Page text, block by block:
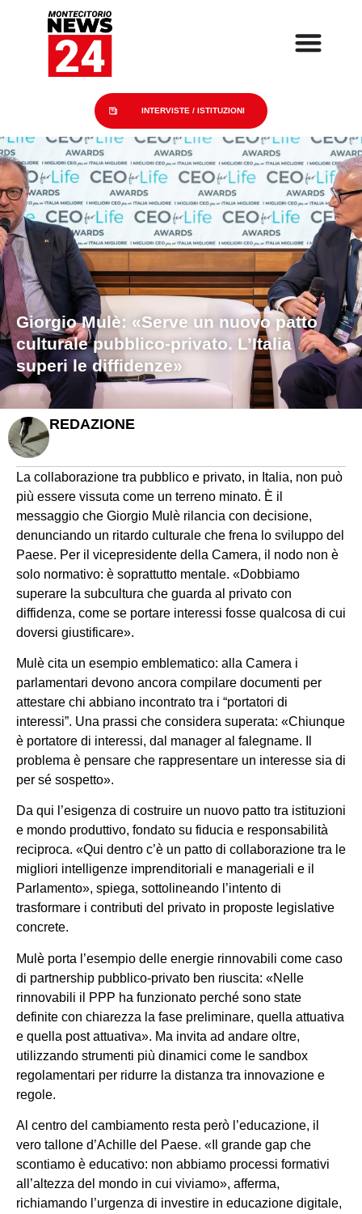
Giorgio Mulè: «Serve un nuovo patto
culturale pubblico-privato. L’Italia
superi le diffidenze»
INTERVISTE / ISTITUZIONI
REDAZIONE
La collaborazione tra pubblico e privato, in Italia, non può
più essere vissuta come un terreno minato. È il
messaggio che Giorgio Mulè rilancia con decisione,
denunciando un ritardo culturale che frena lo sviluppo del
Paese. Per il vicepresidente della Camera, il nodo non è
solo normativo: è soprattutto mentale. «Dobbiamo
superare la subcultura che guarda al privato con
diffidenza, come se portare interessi fosse qualcosa di cui
doversi giustificare».
Mulè cita un esempio emblematico: alla Camera i
parlamentari devono ancora compilare documenti per
attestare chi abbiano incontrato tra i “portatori di
interessi”. Una prassi che considera superata: «Chiunque
è portatore di interessi, dal manager al falegname. Il
problema è pensare che rappresentare un interesse sia di
per sé sospetto».
Da qui l’esigenza di costruire un nuovo patto tra istituzioni
e mondo produttivo, fondato su fiducia e responsabilità
reciproca. «Qui dentro c’è un patto di collaborazione tra le
migliori intelligenze imprenditoriali e manageriali e il
Parlamento», spiega, sottolineando l’intento di
trasformare i contributi del privato in proposte legislative
concrete.
Mulè porta l’esempio delle energie rinnovabili come caso
di partnership pubblico-privato ben riuscita: «Nelle
rinnovabili il PPP ha funzionato perché sono state
definite con chiarezza la fase preliminare, quella attuativa
e quella post attuativa». Ma invita ad andare oltre,
utilizzando strumenti più dinamici come le sandbox
regolamentari per ridurre la distanza tra innovazione e
regole.
Al centro del cambiamento resta però l’educazione, il
vero tallone d’Achille del Paese. «Il grande gap che
scontiamo è educativo: non abbiamo processi formativi
all’altezza del mondo in cui viviamo», afferma,
richiamando l’urgenza di investire in educazione digitale,